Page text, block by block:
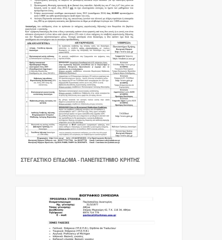
ΣΤΕΓΑΣΤΙΚΌ ΕΠΊΔΟΜΑ - ΠΑΝΕΠΙΣΤΉΜΙΟ ΚΡΉΤΗΣ